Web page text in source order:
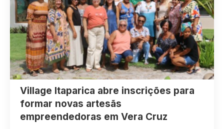
Village Itaparica abre inscrições para
formar novas artesãs
empreendedoras em Vera Cruz